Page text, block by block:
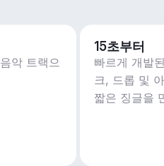
악 트랙으
15초부터
빠르게 개발
크, 드롭 및
짧은 징글을